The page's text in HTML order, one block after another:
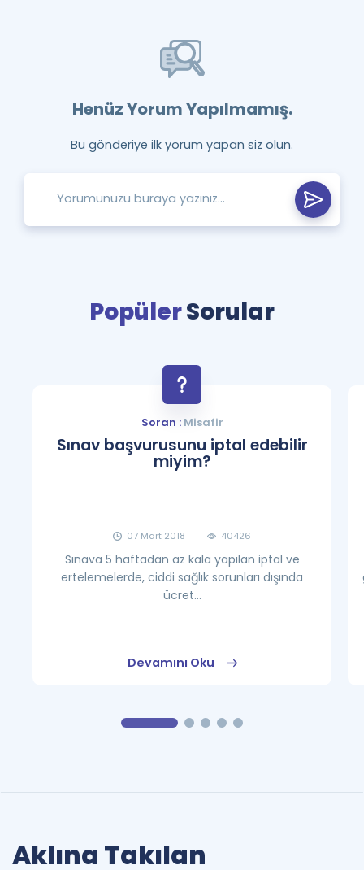
Henüz Yorum Yapılmamış.
Bu gönderiye ilk yorum yapan siz olun.
PopülerSorular
Soran :Misafir
Sınav başvurusunu iptal edebilir
miyim?
07 Mart 2018 40426
Sınava 5 haftadan az kala yapılan iptal ve
ertelemelerde, ciddi sağlık sorunları dışında
ücret...
Devamını Oku
Aklına Takılan